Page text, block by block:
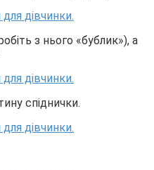
з нього «бублик»), а
спіднички.